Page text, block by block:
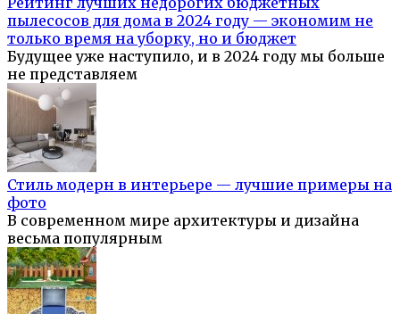
пылесосов для дома в 2024 году — экономим не
только время на уборку, но и бюджет
Будущее уже наступило, и в 2024 году мы больше
не представляем
Стиль модерн в интерьере — лучшие примеры на
фото
В современном мире архитектуры и дизайна
весьма популярным